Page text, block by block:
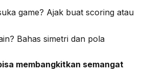
game? Ajak buat scoring atau
Bahas simetri dan pola
membangkitkan semangat